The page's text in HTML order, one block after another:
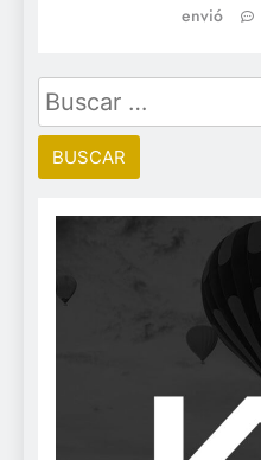
envió
Buscar: